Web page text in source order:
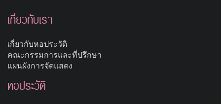
เกี่ยวกับเรา
เกี่ยวกับหอประวัติ
คณะกรรมการและที่ปรึกษา
แผนผังการจัดแสดง
หอประวัติ